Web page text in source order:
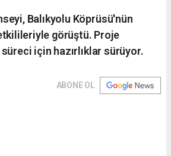
Balıkyolu Köprüsü'nün
görüştü. Proje
için hazırlıklar sürüyor.
ABONE OL